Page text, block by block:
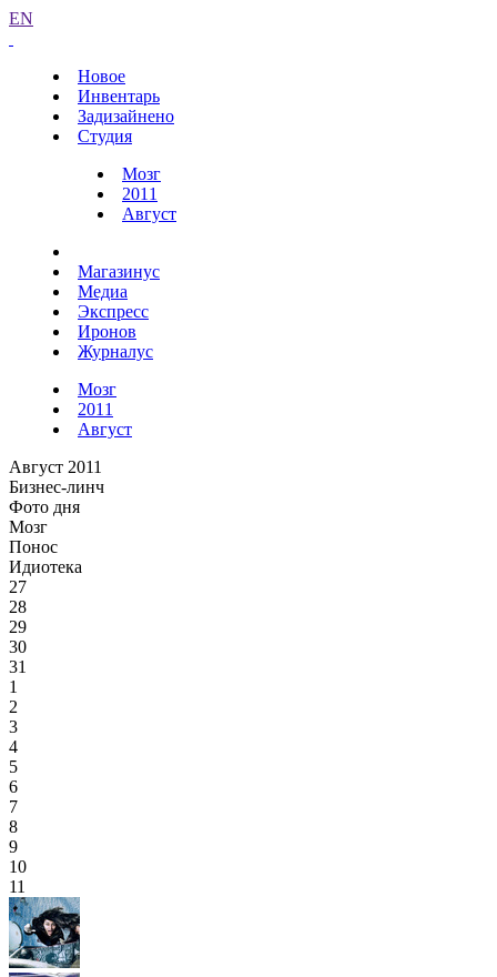
EN
Новое
Инвентарь
Задизайнено
Студия
Мозг
2011
Август
Магазинус
Медиа
Экспресс
Иронов
Журналус
Мозг
2011
Август
Август 2011
Бизнес-линч
Фото дня
Мозг
Понос
Идиотека
27
28
29
30
31
1
2
3
4
5
6
7
8
9
10
11